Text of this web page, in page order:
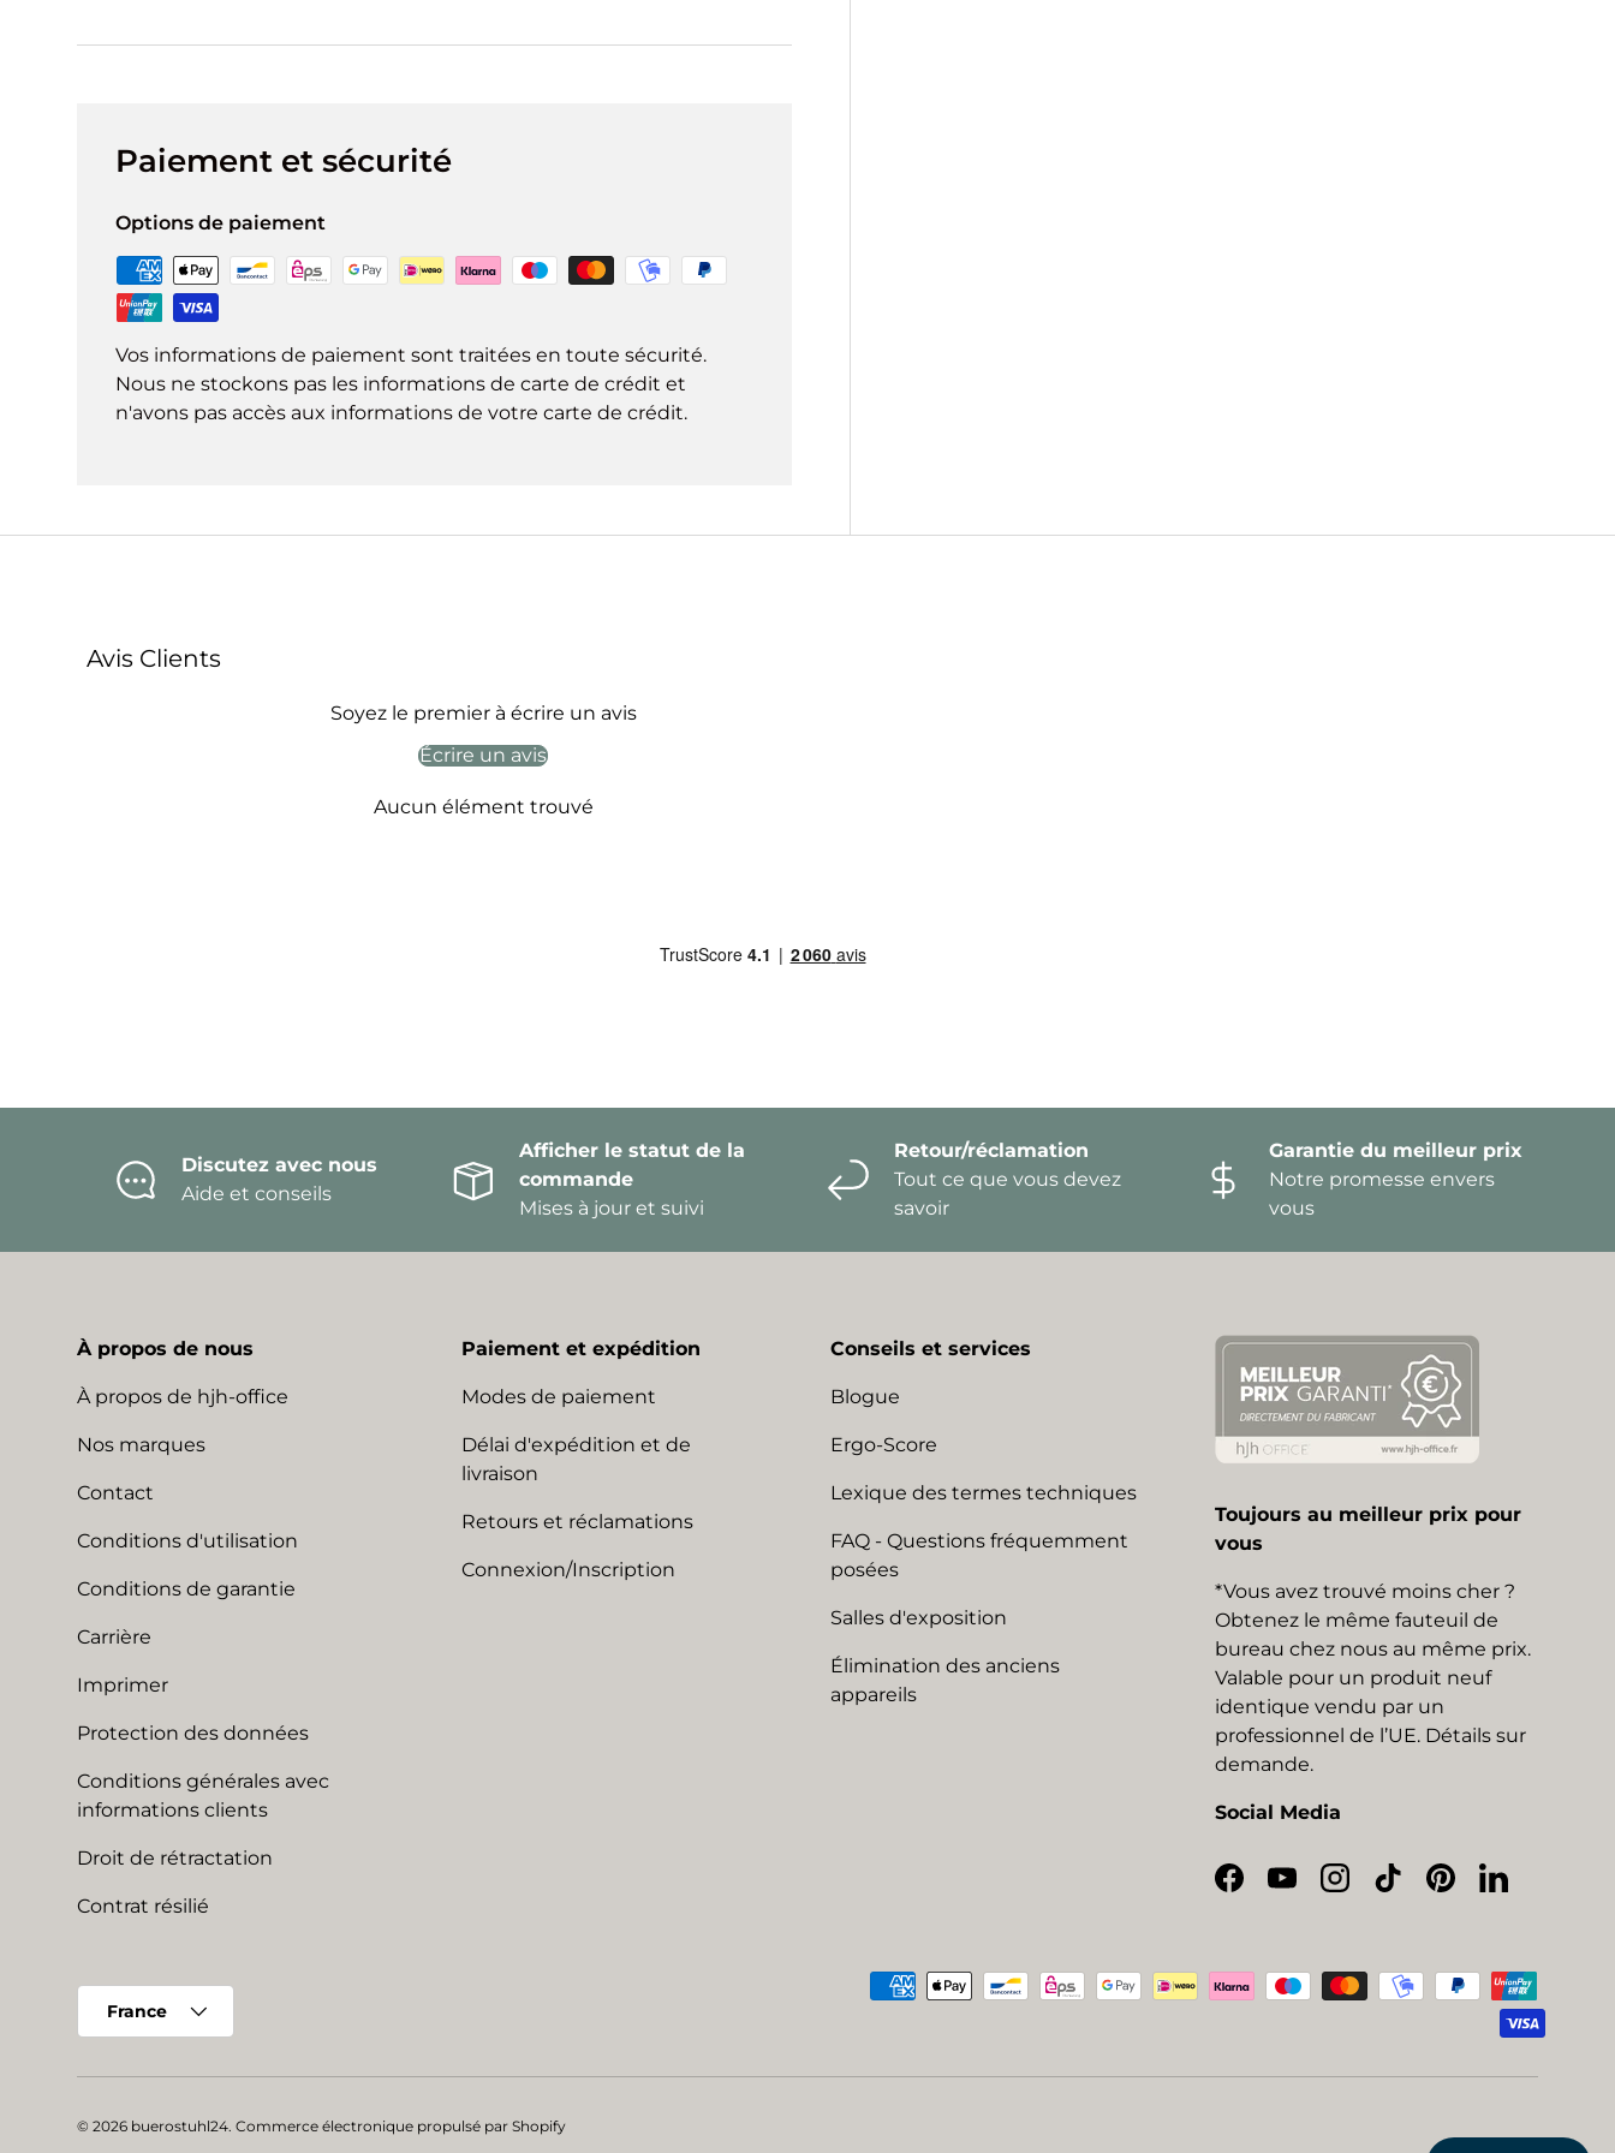
Paiement et sécurité
Options de paiement
Vos informations de paiement sont traitées en toute sécurité.
Nous ne stockons pas les informations de carte de crédit et
n'avons pas accès aux informations de votre carte de crédit.
Avis Clients
Soyez le premier à écrire un avis
Écrire un avis
Aucun élément trouvé
Discutez avec nous
Aide et conseils
Afficher le statut de la
commande
Mises à jour et suivi
Retour/réclamation
Tout ce que vous devez
savoir
Garantie du meilleur prix
Notre promesse envers
vous
À propos de nous
À propos de hjh-office
Nos marques
Contact
Conditions d'utilisation
Conditions de garantie
Carrière
Imprimer
Protection des données
Conditions générales avec
informations clients
Droit de rétractation
Contrat résilié
Paiement et expédition
Modes de paiement
Délai d'expédition et de
livraison
Retours et réclamations
Connexion/Inscription
Conseils et services
Blogue
Ergo-Score
Lexique des termes techniques
FAQ - Questions fréquemment
posées
Salles d'exposition
Élimination des anciens
appareils
Toujours au meilleur prix pour
vous
*Vous avez trouvé moins cher ?
Obtenez le même fauteuil de
bureau chez nous au même prix.
Valable pour un produit neuf
identique vendu par un
professionnel de l’UE. Détails sur
demande.
Social Media
Facebook
YouTubeInstagram
TikTokPinterestLinkedIn
Moyens de paiement acceptés
France
© 2026 buerostuhl24. Commerce électronique propulsé par Shopify